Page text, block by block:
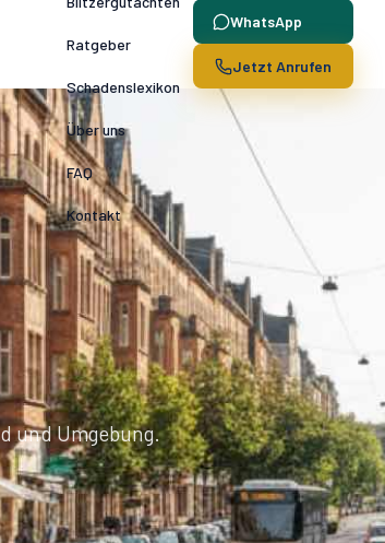
Ratgeber
Schadenslexikon
Über uns
FAQ
Kontakt
WhatsApp
Jetzt Anrufen
und Umgebung.